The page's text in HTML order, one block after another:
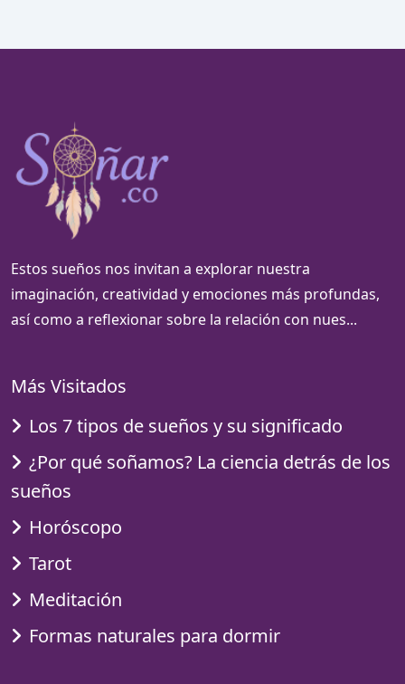
Estos sueños nos invitan a explorar nuestra
imaginación, creatividad y emociones más profundas,
así como a reflexionar sobre la relación con nues...
Más Visitados
Los 7 tipos de sueños y su significado
¿Por qué soñamos? La ciencia detrás de los
sueños
Horóscopo
Tarot
Meditación
Formas naturales para dormir